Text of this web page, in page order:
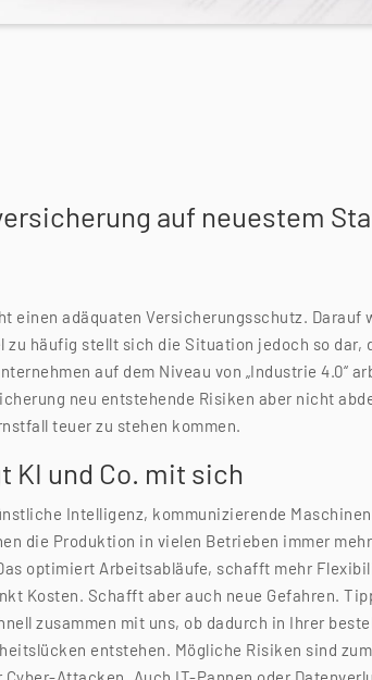
auf neuestem
einen adäquaten Versicherungsschutz. Darauf
zu häufig stellt sich die Situation jedoch so dar,
auf dem Niveau von „Industrie 4.0“
neu entstehende Risiken aber nicht
teuer zu stehen kommen.
KI und Co. mit sich
Intelligenz, kommunizierende
die Produktion in vielen Betrieben immer
optimiert Arbeitsabläufe, schafft mehr
Kosten. Schafft aber auch neue Gefahren.
zusammen mit uns, ob dadurch in Ihrer
entstehen. Mögliche Risiken sind